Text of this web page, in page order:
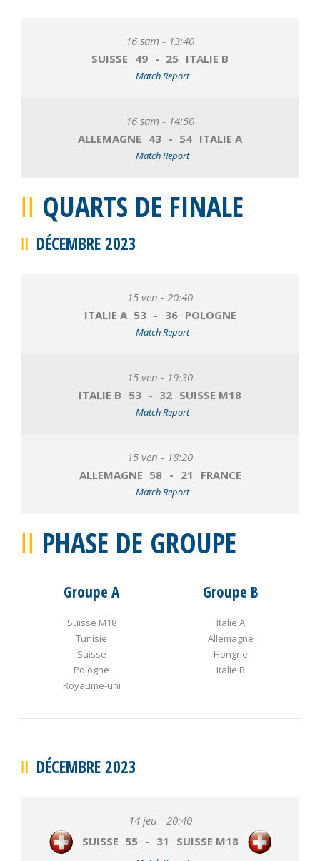
16 sam - 13:40
SUISSE 49 - 25 ITALIE B
Match Report
16 sam - 14:50
ALLEMAGNE 43 - 54 ITALIE A
Match Report
QUARTS DE FINALE
DÉCEMBRE 2023
15 ven - 20:40
ITALIE A 53 - 36 POLOGNE
Match Report
15 ven - 19:30
ITALIE B 53 - 32 SUISSE M18
Match Report
15 ven - 18:20
ALLEMAGNE 58 - 21 FRANCE
Match Report
PHASE DE GROUPE
Groupe A
Suisse M18
Tunisie
Suisse
Pologne
Royaume-uni
Groupe B
Italie A
Allemagne
Hongrie
Italie B
DÉCEMBRE 2023
14 jeu - 20:40
SUISSE 55 - 31 SUISSE M18